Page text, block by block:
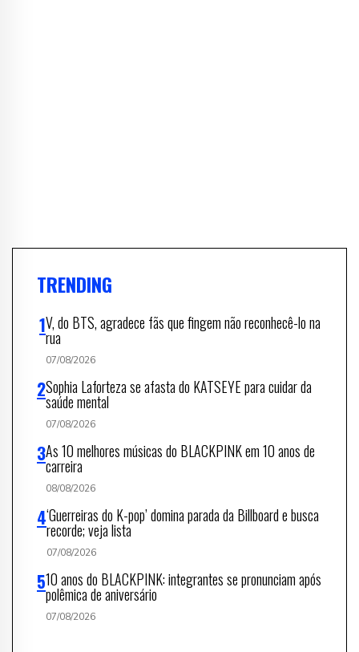
TRENDING
V, do BTS, agradece fãs que fingem não reconhecê-lo na
rua
07/08/2026
Sophia Laforteza se afasta do KATSEYE para cuidar da
saúde mental
07/08/2026
As 10 melhores músicas do BLACKPINK em 10 anos de
carreira
08/08/2026
‘Guerreiras do K-pop’ domina parada da Billboard e busca
recorde; veja lista
07/08/2026
10 anos do BLACKPINK: integrantes se pronunciam após
polêmica de aniversário
07/08/2026